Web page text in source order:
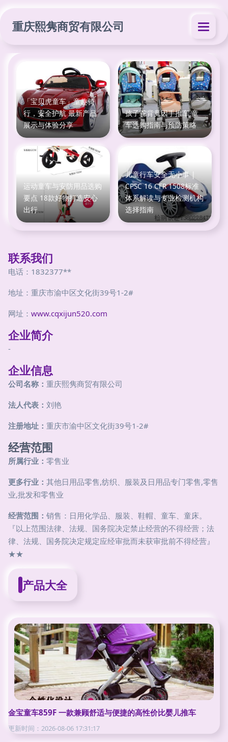
重庆熙隽商贸有限公司
「宝贝虎童车」童趣骑
行，安全护航 最新产品
展示与体验分享
孩子驼背竟因手推车 童
车选购指南与预防策略
运动童车与安防用品选购
要点 18款好物打造安心
出行
儿童行车安全无小事 |
CPSC 16 CFR 1508标准
体系解读与专业检测机构
选择指南
联系我们
电话：1832377**
地址：重庆市渝中区文化街39号1-2#
网址： www.cqxijun520.com
企业简介
-
企业信息
公司名称： 重庆熙隽商贸有限公司
法人代表： 刘艳
注册地址： 重庆市渝中区文化街39号1-2#
经营范围
所属行业： 零售业
更多行业： 其他日用品零售,纺织、服装及日用品专门零售,零售
业,批发和零售业
经营范围： 销售：日用化学品、服装、鞋帽、童车、童床。
『以上范围法律、法规、国务院决定禁止经营的不得经营；法
律、法规、国务院决定规定应经审批而未获审批前不得经营』
★★
产品大全
金宝童车859F 一款兼顾舒适与便捷的高性价比婴儿推车
更新时间：2026-08-06 17:31:17